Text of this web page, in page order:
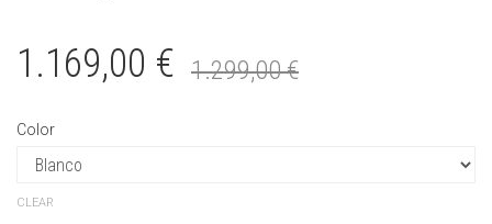
1.299,00€Original
1.299,00 €.
1.169,00 €
Current
1.169,00 €.
Color
CLEAR